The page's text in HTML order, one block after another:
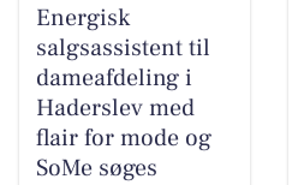
Energisk
salgsassistent til
dameafdeling i
Haderslev med
flair for mode og
SoMe søges